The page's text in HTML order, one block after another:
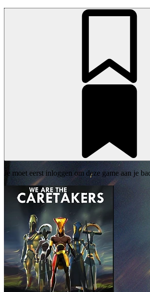
Je moet eerst inloggen om deze game aan je